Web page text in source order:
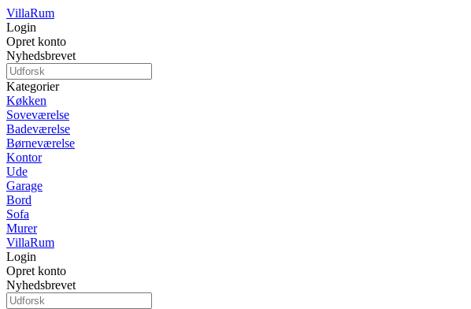
VillaRum
Login
Opret konto
Nyhedsbrevet
Kategorier
Køkken
Soveværelse
Badeværelse
Børneværelse
Kontor
Ude
Garage
Bord
Sofa
Murer
VillaRum
Login
Opret konto
Nyhedsbrevet